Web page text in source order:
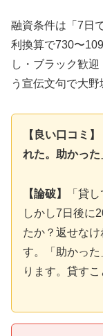
融資条件は「7日
利換算で730〜
し・ブラック歓
う宣伝文句で大野
【良い口コミ
れた。助かった
【論破】
「貸
しかし7日後に
たか？返せな
す。「助かった
ります。貸す